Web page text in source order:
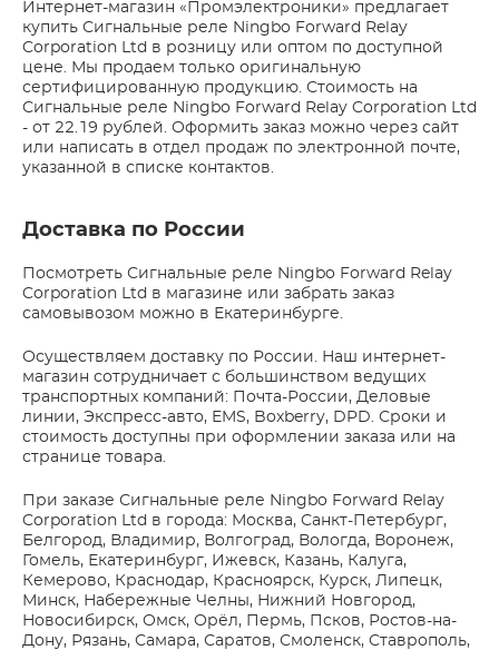
Интернет-магазин «Промэлектроники» предлагает
купить Сигнальные реле Ningbo Forward Relay
Corporation Ltd в розницу или оптом по доступной
цене. Мы продаем только оригинальную
сертифицированную продукцию. Стоимость на
Сигнальные реле Ningbo Forward Relay Corporation Ltd
- от 22.19 рублей. Оформить заказ можно через сайт
или написать в отдел продаж по электронной почте,
указанной в списке контактов.
Доставка по России
Посмотреть Сигнальные реле Ningbo Forward Relay
Corporation Ltd в магазине или забрать заказ
самовывозом можно в Екатеринбурге.
Осуществляем доставку по России. Наш интернет-
магазин сотрудничает с большинством ведущих
транспортных компаний: Почта-России, Деловые
линии, Экспресс-авто, EMS, Boxberry, DPD. Сроки и
стоимость доступны при оформлении заказа или на
странице товара.
При заказе Сигнальные реле Ningbo Forward Relay
Corporation Ltd в города: Москва, Санкт-Петербург,
Белгород, Владимир, Волгоград, Вологда, Воронеж,
Гомель, Екатеринбург, Ижевск, Казань, Калуга,
Кемерово, Краснодар, Красноярск, Курск, Липецк,
Минск, Набережные Челны, Нижний Новгород,
Новосибирск, Омск, Орёл, Пермь, Псков, Ростов-на-
Дону, Рязань, Самара, Саратов, Смоленск, Ставрополь,